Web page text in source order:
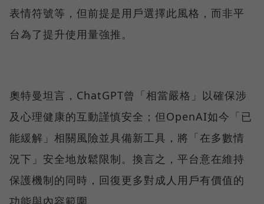
表情符號等，但前提是用戶選擇此風格，而非平
台為了提升使用量強推。
奧特曼坦言，ChatGPT曾「相當嚴格」以確保涉
及心理健康的互動謹慎安全；但OpenAI如今「已
能緩解」相關風險並具備新工具，將「在多數情
況下」安全地放鬆限制。換言之，平台意在維持
保護機制的同時，回復更多對成人用戶有價值的
功能與內容範圍。